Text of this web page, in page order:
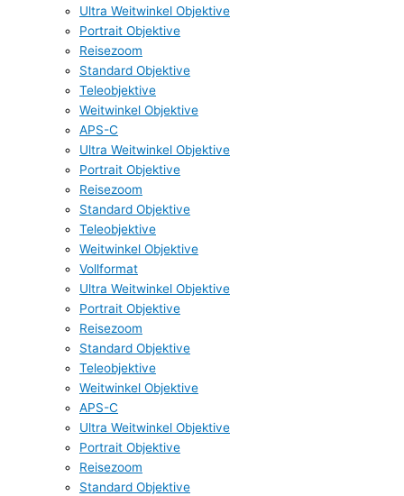
Ultra Weitwinkel Objektive
Portrait Objektive
Reisezoom
Standard Objektive
Teleobjektive
Weitwinkel Objektive
APS-C
Ultra Weitwinkel Objektive
Portrait Objektive
Reisezoom
Standard Objektive
Teleobjektive
Weitwinkel Objektive
Vollformat
Ultra Weitwinkel Objektive
Portrait Objektive
Reisezoom
Standard Objektive
Teleobjektive
Weitwinkel Objektive
APS-C
Ultra Weitwinkel Objektive
Portrait Objektive
Reisezoom
Standard Objektive